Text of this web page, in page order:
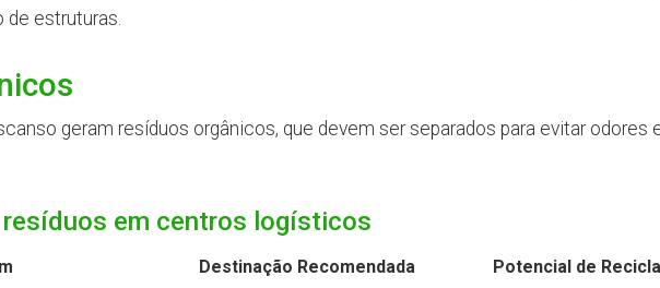
estruturas.
geram resíduos orgânicos, que devem ser separados para evitar odores
em centros logísticos
Destinação Recomendada Potencial de